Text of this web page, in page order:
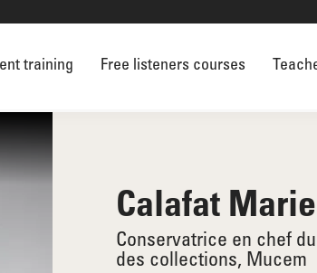
training Free listeners courses
Calafat
Conservatrice en chef
des collections, Mucem